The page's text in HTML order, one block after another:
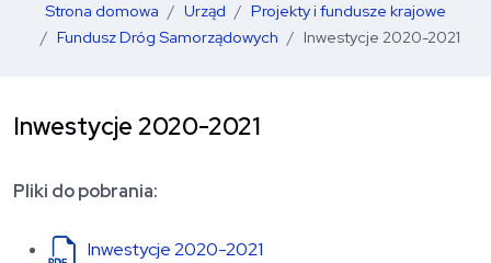
Strona domowa Urząd
Projekty i fundusze krajowe
Fundusz Dróg Samorządowych
Inwestycje 2020-2021
Inwestycje 2020-2021
Pliki do pobrania:
Inwestycje 2020-2021